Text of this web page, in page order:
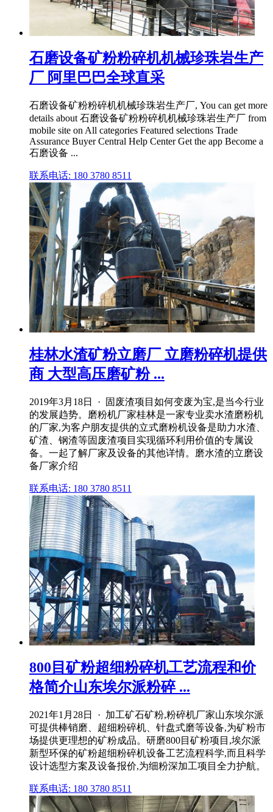
石磨设备矿粉粉碎机机械珍珠岩生产
厂 阿里巴巴全球直采
石磨设备矿粉粉碎机机械珍珠岩生产厂, You can get more
details about 石磨设备矿粉粉碎机机械珍珠岩生产厂 from
mobile site on All categories Featured selections Trade
Assurance Buyer Central Help Center Get the app Become a
石磨设备 ...
联系电话: 180 3780 8511
桂林水渣矿粉立磨厂 立磨粉碎机提供
商 大型高压磨矿粉 ...
2019年3月18日 · 固废渣项目如何变废为宝,是当今行业
的发展趋势。磨粉机厂家桂林是一家专业卖水渣磨粉机
的厂家,为客户朋友提供的立式磨粉机设备是助力水渣、
矿渣、钢渣等固废渣项目实现循环利用价值的专属设
备。一起了解厂家及设备的其他详情。磨水渣的立磨设
备厂家介绍
联系电话: 180 3780 8511
800目矿粉超细粉碎机工艺流程和价
格简介山东埃尔派粉碎 ...
2021年1月28日 · 加工矿石矿粉,粉碎机厂家山东埃尔派
可提供棒销磨、超细粉碎机、针盘式磨等设备,为矿粉市
场提供更理想的矿粉成品。研磨800目矿粉项目,埃尔派
新型环保的矿粉超细粉碎机设备工艺流程科学,而且科学
设计选型方案及设备报价,为细粉深加工项目全力护航。
联系电话: 180 3780 8511